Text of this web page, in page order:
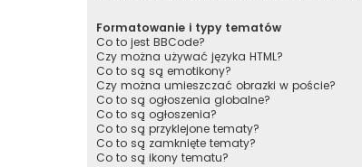
Formatowanie i typy tematów
Co to jest BBCode?
Czy można używać języka HTML?
Co to są są emotikony?
Czy można umieszczać obrazki w poście?
Co to są ogłoszenia globalne?
Co to są ogłoszenia?
Co to są przyklejone tematy?
Co to są zamknięte tematy?
Co to są ikony tematu?